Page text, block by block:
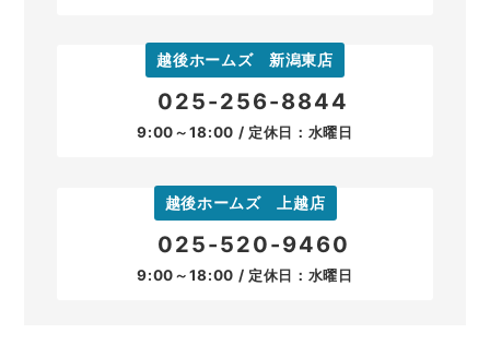
越後ホームズ 新潟東店
025-256-8844
9:00～18:00 / 定休日：水曜日
越後ホームズ 上越店
025-520-9460
9:00～18:00 / 定休日：水曜日